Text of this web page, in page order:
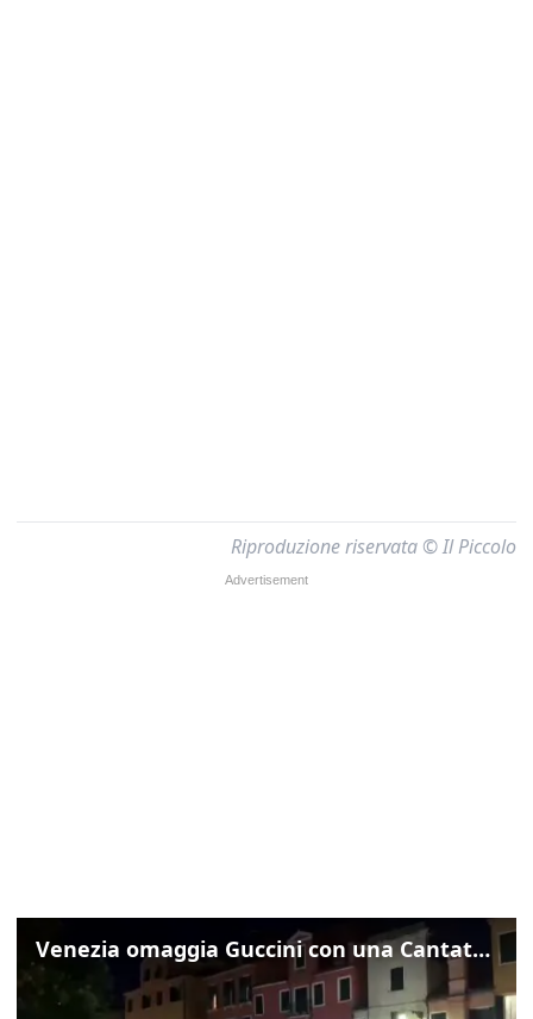
Riproduzione riservata © Il Piccolo
Venezia omaggia Guccini con una Cantata Anarchica in campo Santa Margherita